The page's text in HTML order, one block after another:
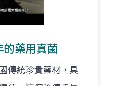
的藥用真菌
傳統珍貴藥材，具